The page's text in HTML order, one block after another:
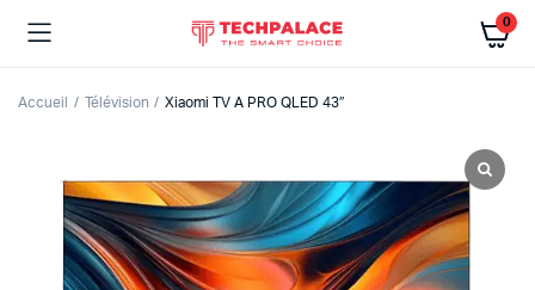
0
Accueil Télévision Xiaomi TV A PRO QLED 43″